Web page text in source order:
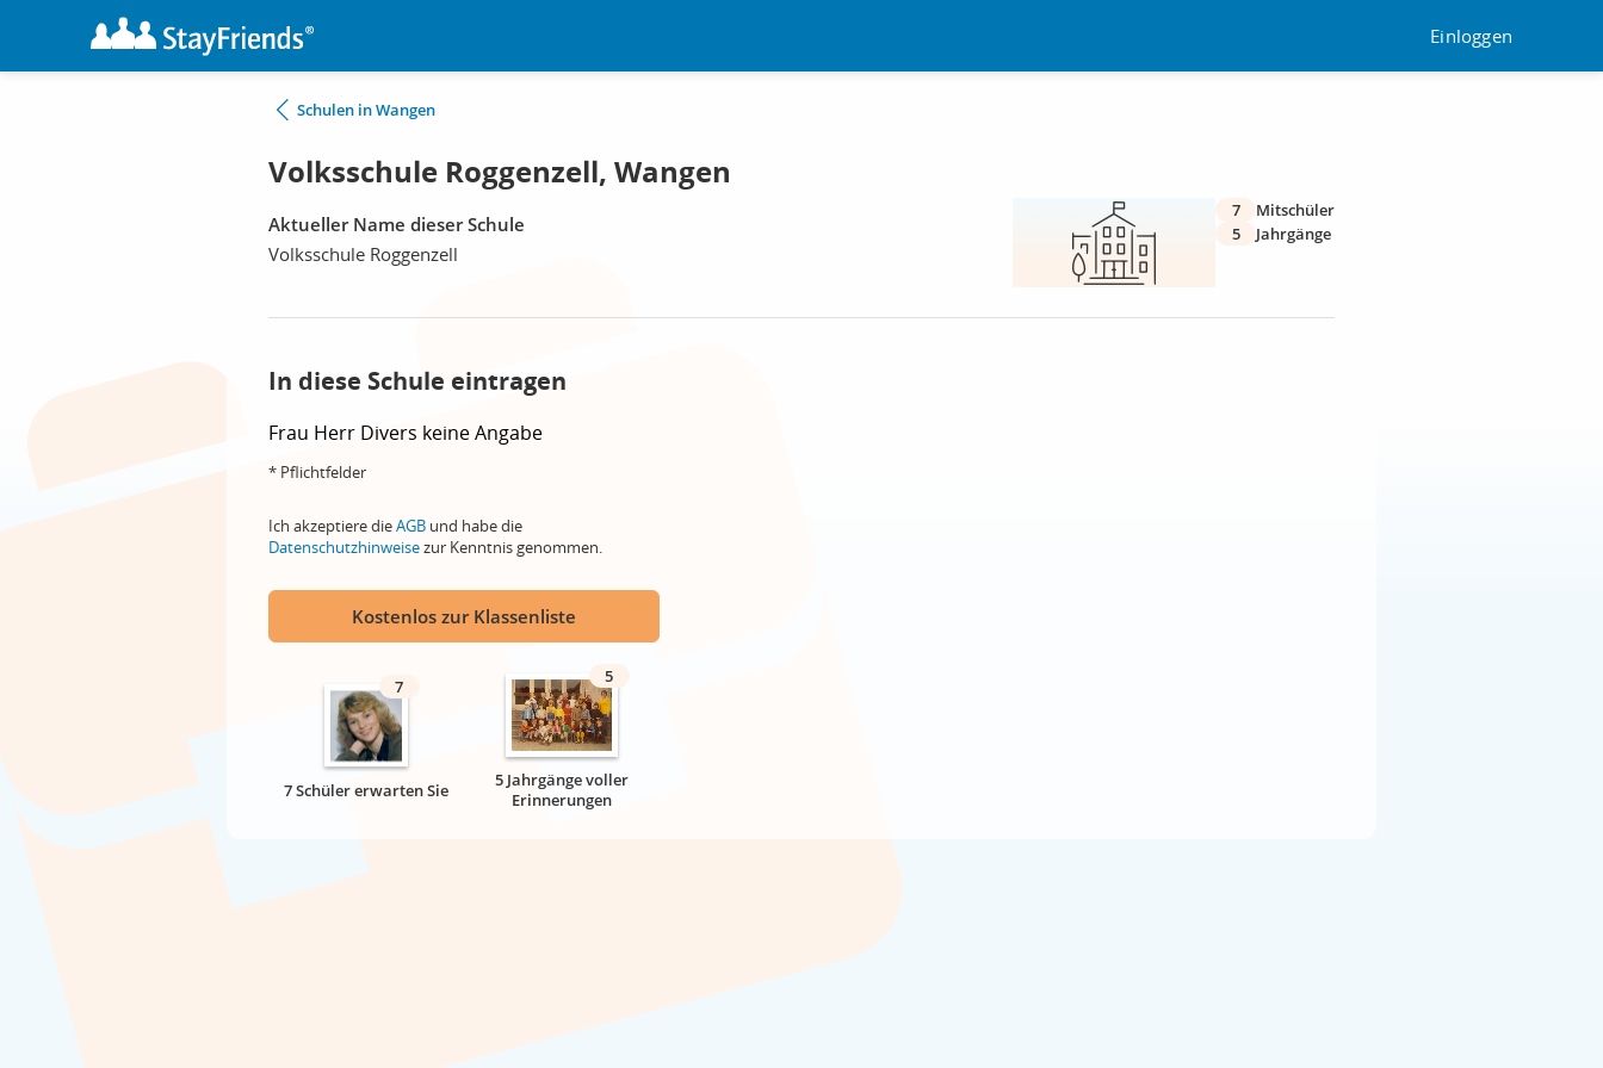
Einloggen
Schulen in Wangen
Volksschule Roggenzell, Wangen
Aktueller Name dieser Schule
Volksschule Roggenzell
7
Mitschüler
5
Jahrgänge
In diese Schule eintragen
Frau Herr Divers keine Angabe
* Pflichtfelder
Ich akzeptiere dieAGB und habe die
Datenschutzhinweisezur Kenntnis genommen.
Kostenlos zur Klassenliste
7
7 Schüler erwarten Sie
5
5 Jahrgänge voller
Erinnerungen